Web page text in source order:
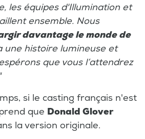
les équipes d'Illumination et
ensemble. Nous
davantage le monde de
une histoire lumineuse et
que vous l’attendrez
si le casting français n'est
que Donald Glover
la version originale.